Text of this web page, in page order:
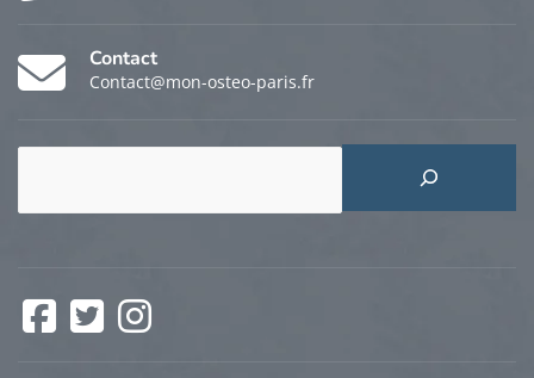
Contact
Contact@mon-osteo-paris.fr
Facebook